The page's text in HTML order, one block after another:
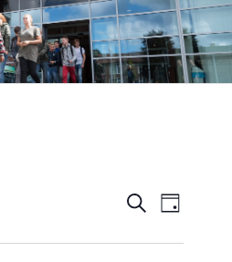
Zoeken
Dag